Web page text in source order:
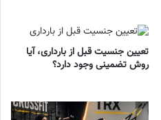
تعیین جنسیت قبل از بارداری، آیا
روش تضمینی وجود دارد؟